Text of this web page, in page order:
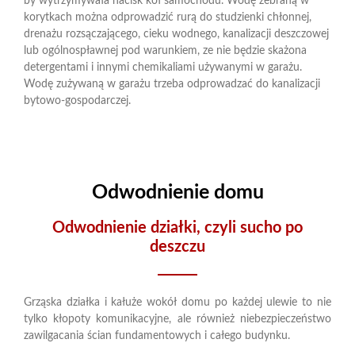
korytkach można odprowadzić rurą do studzienki chłonnej,
drenażu rozsączającego, cieku wodnego, kanalizacji deszczowej
lub ogólnospławnej pod warunkiem, ze nie będzie skażona
detergentami i innymi chemikaliami używanymi w garażu.
Wodę zużywaną w garażu trzeba odprowadzać do kanalizacji
bytowo-gospodarczej.
Odwodnienie domu
Odwodnienie działki, czyli sucho po
deszczu
Grząska działka i kałuże wokół domu po każdej ulewie to nie
tylko kłopoty komunikacyjne, ale również niebezpieczeństwo
zawilgacania ścian fundamentowych i całego budynku.